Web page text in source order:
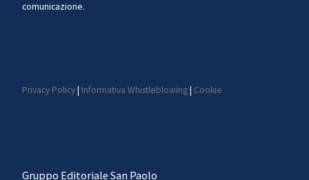
comunicazione.
Privacy Policy| Informativa Whistleblowing| Cookie
Gruppo Editoriale San Paolo